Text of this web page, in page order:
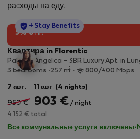
расходы на еду.
5% off!
StayProtection
+ Stay Benefits
Квартира in Florentia
Palazzo Angelica – 3BR Luxury Apt. in
3 bedrooms
257 m2 800/400 Mbps
7 авг. – 11 авг. (4 nights)
950 € 903 € / night
4 152 € total
Все коммунальные услуги включены·